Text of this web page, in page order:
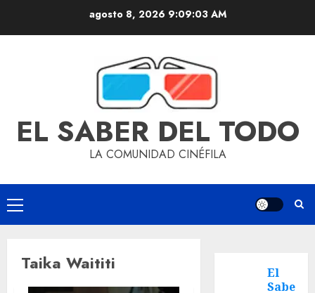
agosto 8, 2026 9:09:03 AM
EL SABER DEL TODO
LA COMUNIDAD CINÉFILA
Taika Waititi
El
Sabe